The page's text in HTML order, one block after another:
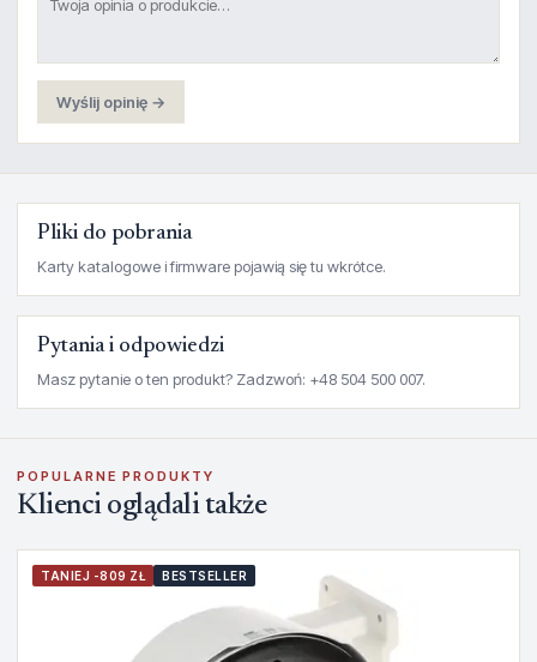
Wyślij opinię →
Pliki do pobrania
Karty katalogowe i firmware pojawią się tu wkrótce.
Pytania i odpowiedzi
Masz pytanie o ten produkt? Zadzwoń: +48 504 500 007.
POPULARNE PRODUKTY
Klienci oglądali także
TANIEJ -809 ZŁ BESTSELLER